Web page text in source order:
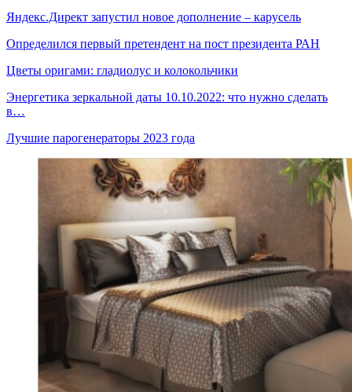
Яндекс.Директ запустил новое дополнение – карусель
Определился первый претендент на пост президента РАН
Цветы оригами: гладиолус и колокольчики
Энергетика зеркальной даты 10.10.2022: что нужно сделать
в…
Лучшие парогенераторы 2023 года